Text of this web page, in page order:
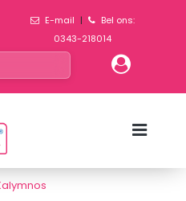
E-mail |
Bel ons:
0343-218014